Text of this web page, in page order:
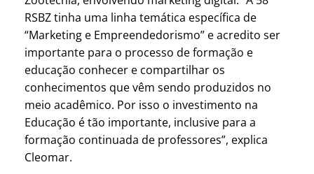
RSBZ tinha uma linha temática específica de
“Marketing e Empreendedorismo” e acredito ser
importante para o processo de formação e
educação conhecer e compartilhar os
conhecimentos que vêm sendo produzidos no
meio acadêmico. Por isso o investimento na
Educação é tão importante, inclusive para a
formação continuada de professores”, explica
Cleomar.